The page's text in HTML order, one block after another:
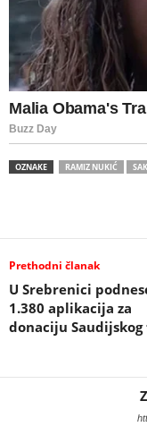
OZNAKE RAMIZ NUKIĆ
Prethodni članak
U Srebrenici
1.380 aplikacija za
donaciju Saudijskog